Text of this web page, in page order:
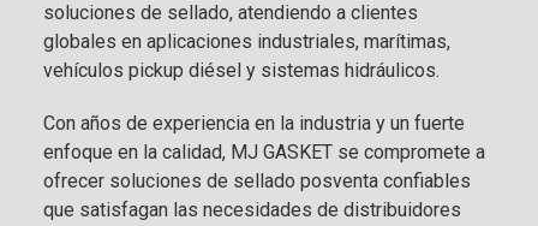
soluciones de sellado, atendiendo a clientes
globales en aplicaciones industriales, marítimas,
vehículos pickup diésel y sistemas hidráulicos.
Con años de experiencia en la industria y un fuerte
enfoque en la calidad, MJ GASKET se compromete a
ofrecer soluciones de sellado posventa confiables
que satisfagan las necesidades de distribuidores